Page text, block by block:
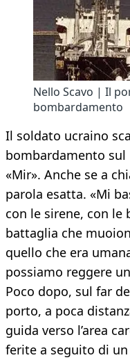
Nello Scavo | Il
bombardamento
Il soldato ucraino
bombardamento
«Mir». Anche se a
parola esatta. «Mi
con le sirene, con
battaglia che
quello che era
possiamo reggere
Poco dopo, sul far
porto, a poca
guida verso l’area
ferite a seguito di